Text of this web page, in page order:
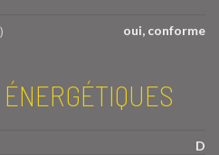
oui, conforme
D